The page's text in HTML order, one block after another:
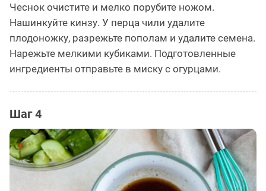
Чеснок очистите и мелко порубите ножом.
Нашинкуйте кинзу. У перца чили удалите
плодоножку, разрежьте пополам и удалите семена.
Нарежьте мелкими кубиками. Подготовленные
ингредиенты отправьте в миску с огурцами.
Шаг 4